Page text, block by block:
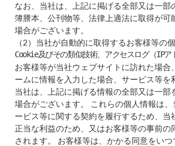
なお、当社は、上記に掲げる全部又は一部
簿謄本、公刊物等、法律上適法に取得が可
場合がございます。
（2）当社が自動的に取得するお客様等の
Cookie及びその類似技術、アクセスログ（IP
お客様等が当社ウェブサイトに訪れた場合
ームに情報を入力した場合、サービス等を
当社は、上記に掲げる情報の全部又は一部
場合がございます。 これらの個人情報は
ービス等に関する契約を履行するため、当
正当な利益のため、又はお客様等の事前の
されます。 お客様等は、かかる同意をい